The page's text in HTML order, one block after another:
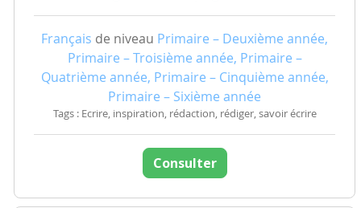
Français de niveau Primaire – Deuxième année,
Primaire – Troisième année, Primaire –
Quatrième année, Primaire – Cinquième année,
Primaire – Sixième année
Tags : Ecrire, inspiration, rédaction, rédiger, savoir écrire
Consulter